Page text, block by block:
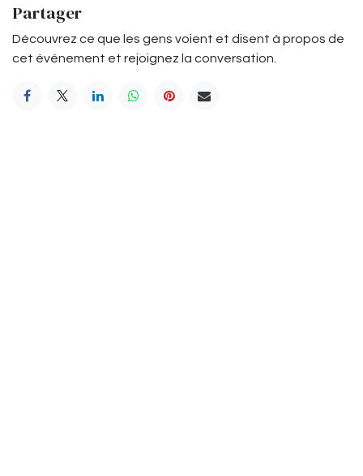
Partager
Découvrez ce que les gens voient et disent à propos de
cet événement et rejoignez la conversation.